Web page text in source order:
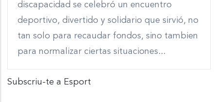
discapacidad se celebró un encuentro
deportivo, divertido y solidario que sirvió, no
tan solo para recaudar fondos, sino tambien
para normalizar ciertas situaciones...
Subscriu-te a Esport